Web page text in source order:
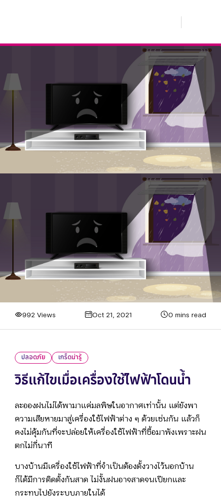
992 Views Oct 21, 2021 0 mins read
ปลอดภัย เกร็ดน่ารู้
วิธีแก้ไขเมื่อเครื่องใช้ไฟฟ้าโดนน้ำ
ละอองฝนไม่ได้พามาแค่มลพิษในอากาศเท่านั้น แต่ยังพา
ความเสียหายมาสู่เครื่องใช้ไฟฟ้าต่าง ๆ ด้วยเช่นกัน แล้วก็
คงไม่คุ้มกันที่จะปล่อยให้เครื่องใช้ไฟฟ้าที่ซื้อมาพังเพราะฝน
ตกไม่กี่นาที
บางบ้านมีเครื่องใช้ไฟฟ้าที่จำเป็นต้องตั้งวางไว้นอกบ้าน
ก็ได้มีการติดตั้งกันสาด ไม่งั้นฝนอาจสาดจนเปียกและ
กระทบไปยังระบบภายในได้